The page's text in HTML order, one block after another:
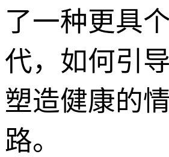
了一种更具
代，如何引
塑造健康的
路。